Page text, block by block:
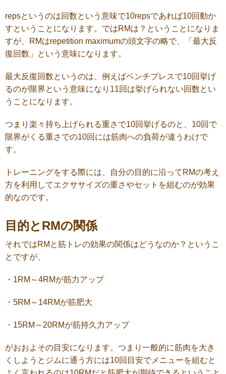
repsというのは回数という意味で10repsであれば10回動か
すということになります。ではRMは？ということになりま
すが、RMはrepetition maximumの頭文字の略で、「最大反
復回数」という意味になります。
最大反復回数というのは、例えばベンチプレスで10回挙げ
るのが限界という意味になり11回は挙げられない回数とい
うことになります。
つまり楽々持ち上げられる重さで10回挙げるのと、10回で
限界がくる重さでの10回には筋肉への負荷が違うわけで
す。
トレーニングをする際には、自分の目的に沿ってRMの考え
方を利用してエクササイズの重さやセットを組むのが効果
的なのです。
目的とRMの関係
それではRMと筋トレの効果の関係はどうなのか？というこ
とですが、
・1RM～4RMが筋力アップ
・5RM～14RMが筋肥大
・15RM～20RMが筋持久力アップ
がおおよその目安になります。つまり一般的に筋肉を大き
くしようとジムに通う方には10回目安でメニューを組むと